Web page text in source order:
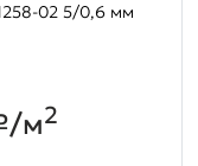
02 5/0,6 мм
м2